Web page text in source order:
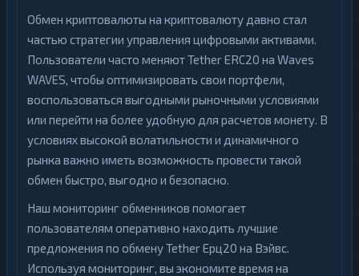
Обмен криптовалюты на криптовалюту давно стал
частью стратегии управления цифровыми активами.
Пользователи часто меняют Tether ERC20 на Waves
WAVES, чтобы оптимизировать свои портфели,
воспользоваться выгодными рыночными условиями
или перейти на более удобную для расчетов монету. В
условиях высокой волатильности и динамичного
рынка важно иметь возможность провести такой
обмен быстро, выгодно и безопасно.
Наш мониторинг обменников помогает
пользователям оперативно находить лучшие
предложения по обмену Tether Ерц20 на Вэйвс.
Используя мониторинг, вы экономите время на